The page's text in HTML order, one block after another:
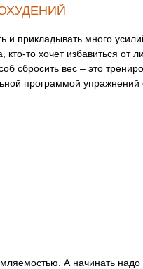
и прикладывать много
то хочет избавиться от
сбросить вес – это
программой упражнений
А начинать надо